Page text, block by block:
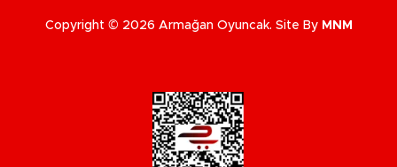
Copyright © 2026 Armağan Oyuncak. Site By MNM